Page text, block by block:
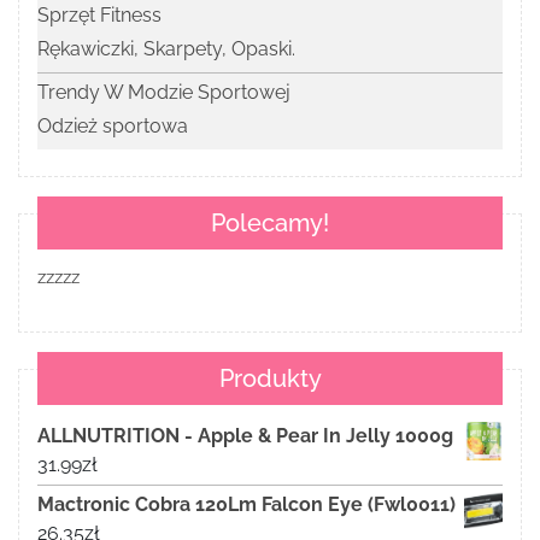
Sprzęt Fitness
Rękawiczki, Skarpety, Opaski.
Trendy W Modzie Sportowej
Odzież sportowa
Polecamy!
zzzzz
Produkty
ALLNUTRITION - Apple & Pear In Jelly 1000g
31.99zł
Mactronic Cobra 120Lm Falcon Eye (Fwl0011)
26.35zł